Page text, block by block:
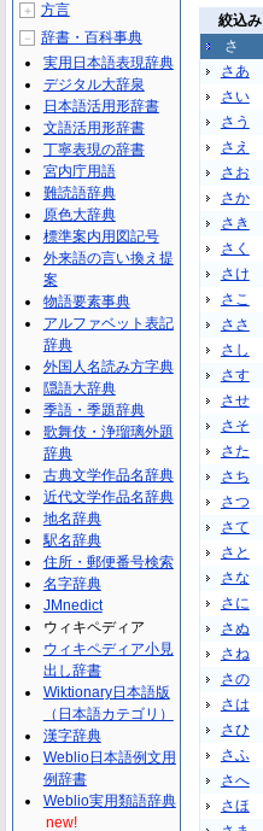
絞込み
さ
さあ
さい
さう
さえ
さお
さか
さき
さく
さけ
さこ
ささ
さし
さす
させ
さそ
さた
さち
さつ
さて
さと
さな
さに
さぬ
さね
さの
さは
さひ
さふ
さへ
さほ
＋ 方言
－
辞書・百科事典
実用日本語表現辞典
デジタル大辞泉
日本語活用形辞書
文語活用形辞書
丁寧表現の辞書
宮内庁用語
難読語辞典
原色大辞典
標準案内用図記号
外来語の言い換え提
案
物語要素事典
アルファベット表記
辞典
外国人名読み方字典
隠語大辞典
季語・季題辞典
歌舞伎・浄瑠璃外題
辞典
古典文学作品名辞典
近代文学作品名辞典
地名辞典
駅名辞典
住所・郵便番号検索
名字辞典
JMnedict
ウィキペディア
ウィキペディア小見
出し辞書
Wiktionary日本語版
（日本語カテゴリ）
漢字辞典
Weblio日本語例文用
例辞書
Weblio実用類語辞典
new!